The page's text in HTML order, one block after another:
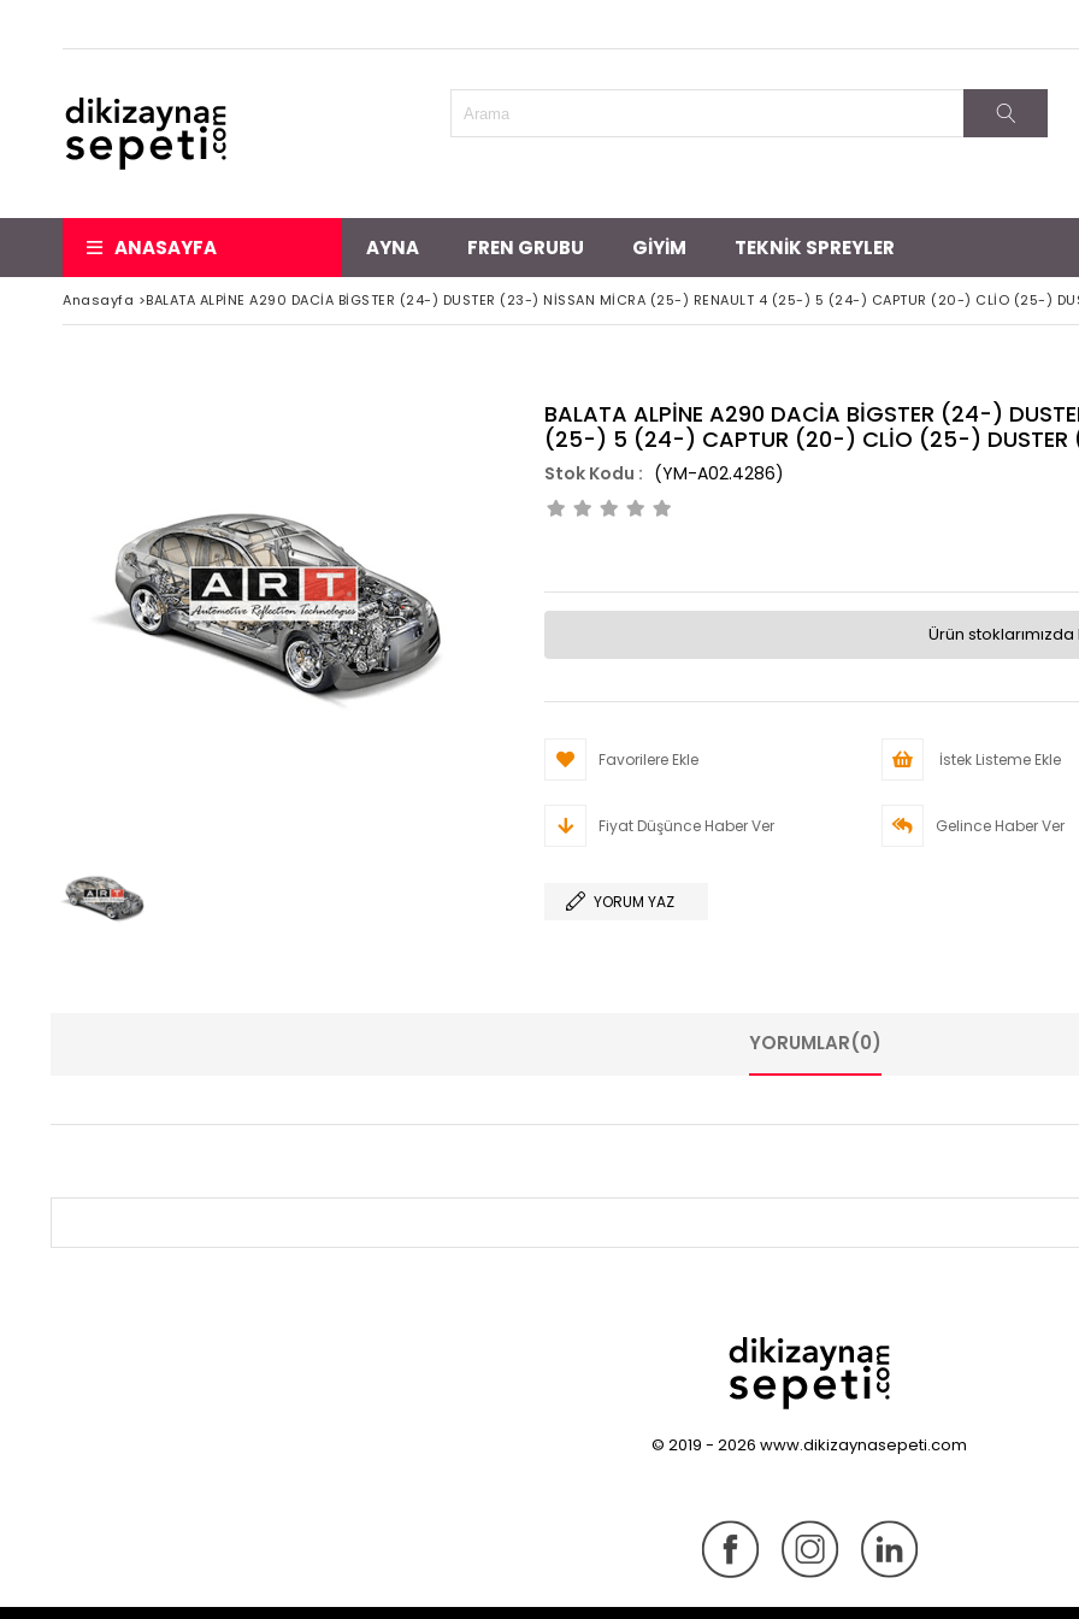
ANASAYFA AYNA FREN GRUBU GİYİM TEKNİK SPREYLER
Anasayfa >BALATA ALPİNE A290 DACİA BİGSTER (24-) DUSTER (23-) NİSSAN MİCRA (25-) RENAULT 4 (25-) 5 (24-) CAPTUR (20-) CLİO (25-)
BALATA ALPİNE A290 DACİA BİGSTER (24-)
(25-) 5 (24-) CAPTUR (20-) CLİO (25-)
(YM-A02.4286)
Ürün stoklarımızda
Favorilere Ekle İstek Listeme Ekle
Fiyat Düşünce Haber Ver Gelince Haber Ver
YORUM YAZ
YORUMLAR(0)
© 2019 - 2026 www.dikizaynasepeti.com